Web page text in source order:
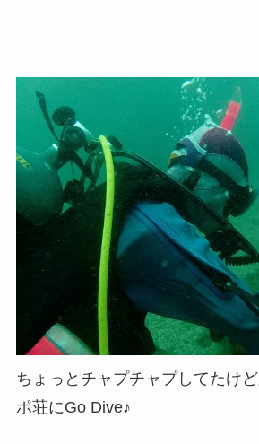
ちょっとチャプチャプしてたけ
ポ荘にGo Dive♪